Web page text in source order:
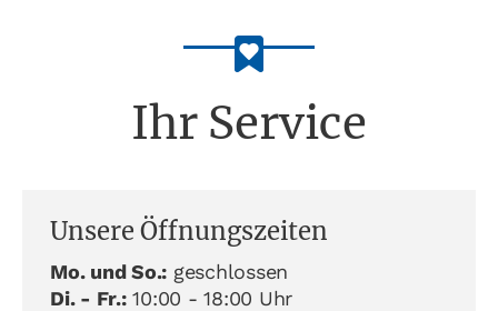
Ihr Service
Unsere Öffnungszeiten
Mo. und So.: geschlossen
Di. - Fr.:10:00 - 18:00 Uhr